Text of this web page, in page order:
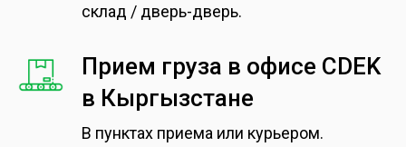
склад / дверь-дверь.
Прием груза в офисе CDEK
в Кыргызстане
В пунктах приема или курьером.